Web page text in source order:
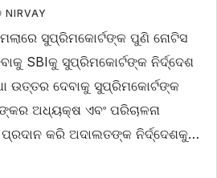
NIRVAY
ସୁପ୍ରିମକୋର୍ଟଙ୍କ ପୁଣି ନୋଟିସ
SBIକୁ ସୁପ୍ରିମକୋର୍ଟଙ୍କ ନିର୍ଦ୍ଦେଶ
ଉତ୍ତର ଦେବାକୁ ସୁପ୍ରିମକୋର୍ଟଙ୍କ
ଅଧ୍ୟକ୍ଷ ଏବଂ ପରିଚାଳନା
କରି ଅଦାଲତଙ୍କ ନିର୍ଦ୍ଦେଶକୁ…